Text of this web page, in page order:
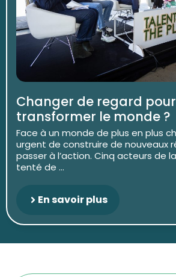
Changer de regard pour
transformer le monde ?
Face à un monde de plus en plus
urgent de construire de nouveaux
passer à l’action. Cinq acteurs de
tenté de ...
En savoir plus